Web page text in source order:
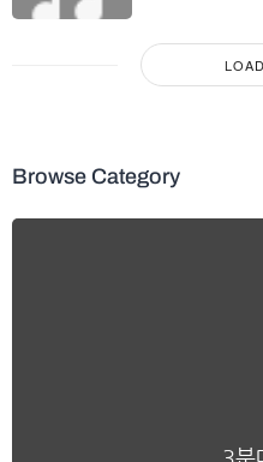
Browse Category